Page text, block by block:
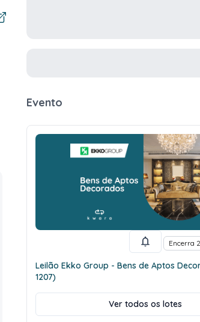
Evento
Encerra
Leilão Ekko Group - Bens de Aptos
1207)
Ver todos os lotes